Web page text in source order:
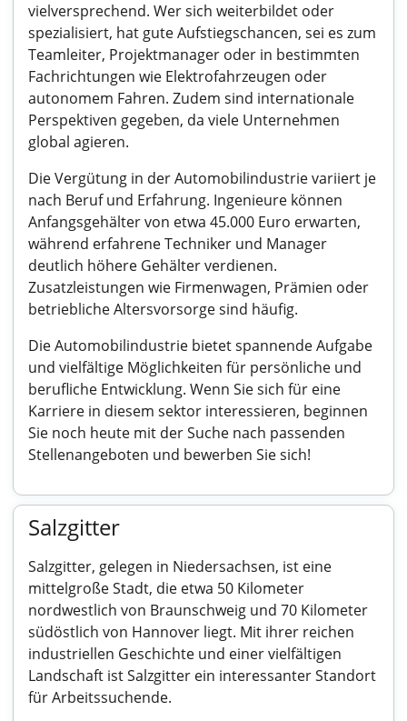
vielversprechend. Wer sich weiterbildet oder
spezialisiert, hat gute Aufstiegschancen, sei es zum
Teamleiter, Projektmanager oder in bestimmten
Fachrichtungen wie Elektrofahrzeugen oder
autonomem Fahren. Zudem sind internationale
Perspektiven gegeben, da viele Unternehmen
global agieren.
Die Vergütung in der Automobilindustrie variiert je
nach Beruf und Erfahrung. Ingenieure können
Anfangsgehälter von etwa 45.000 Euro erwarten,
während erfahrene Techniker und Manager
deutlich höhere Gehälter verdienen.
Zusatzleistungen wie Firmenwagen, Prämien oder
betriebliche Altersvorsorge sind häufig.
Die Automobilindustrie bietet spannende Aufgabe
und vielfältige Möglichkeiten für persönliche und
berufliche Entwicklung. Wenn Sie sich für eine
Karriere in diesem sektor interessieren, beginnen
Sie noch heute mit der Suche nach passenden
Stellenangeboten und bewerben Sie sich!
Salzgitter
Salzgitter, gelegen in Niedersachsen, ist eine
mittelgroße Stadt, die etwa 50 Kilometer
nordwestlich von Braunschweig und 70 Kilometer
südöstlich von Hannover liegt. Mit ihrer reichen
industriellen Geschichte und einer vielfältigen
Landschaft ist Salzgitter ein interessanter Standort
für Arbeitssuchende.